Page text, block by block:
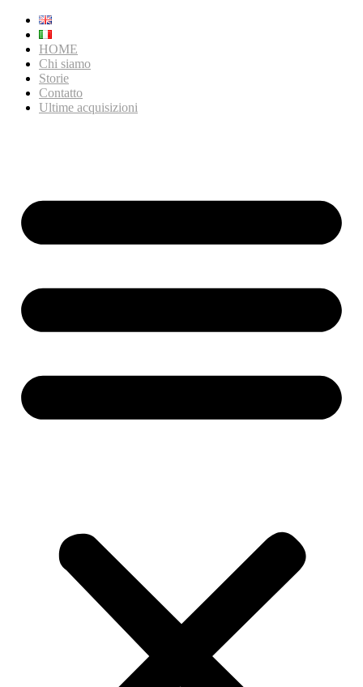
HOME
Chi siamo
Storie
Contatto
Ultime acquisizioni